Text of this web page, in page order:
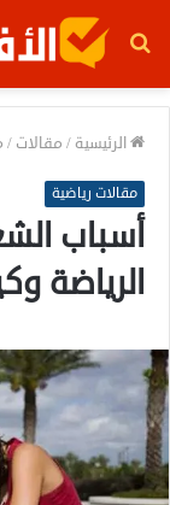
بحث
الرئيسية / مقالات /
مقالات رياضية
أسباب
الرياضة